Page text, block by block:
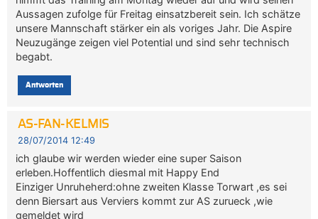
Aussagen zufolge für Freitag einsatzbereit sein. Ich schätze
unsere Mannschaft stärker ein als voriges Jahr. Die Aspire
Neuzugänge zeigen viel Potential und sind sehr technisch
begabt.
Antworten
AS-FAN-KELMIS
28/07/2014 12:49
ich glaube wir werden wieder eine super Saison
erleben.Hoffentlich diesmal mit Happy End
Einziger Unruheherd:ohne zweiten Klasse Torwart ,es sei
denn Biersart aus Verviers kommt zur AS zurueck ,wie
gemeldet wird